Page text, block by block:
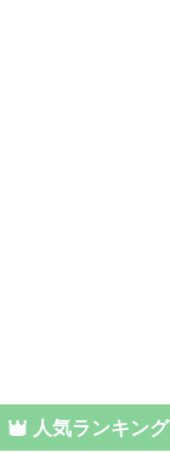
人気ランキング